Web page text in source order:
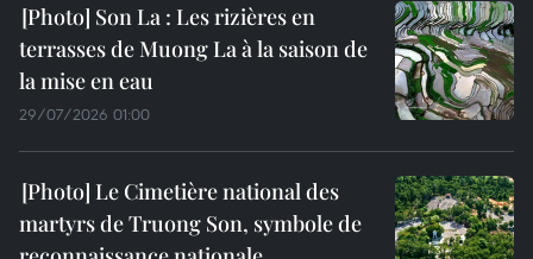
Son La : Les rizières en
terrasses de Muong La à la saison de
la mise en eau
29/07/2026 01:00
Le Cimetière national des
martyrs de Truong Son, symbole de